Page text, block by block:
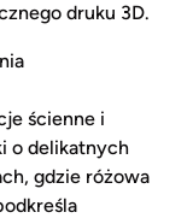
druku 3D.
ścienne i
o delikatnych
gdzie różowa